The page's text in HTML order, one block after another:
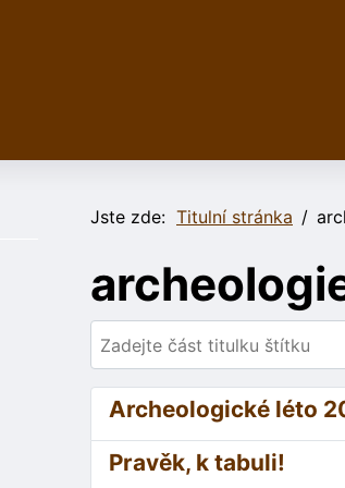
Jste zde: Titulní stránka
Zadejte část titulku štítku
Archeologické léto
Pravěk, k tabuli!